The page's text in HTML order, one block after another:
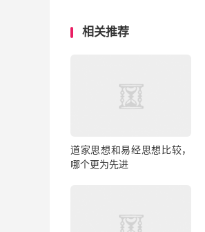
相关推荐
道家思想和易经思想比较，
哪个更为先进